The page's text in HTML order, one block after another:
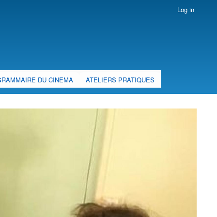
Log in
DU CINEMA ATELIERS PRATIQUES